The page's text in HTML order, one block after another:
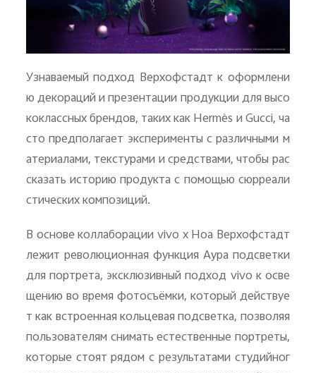
Узнаваемый подход Верхофстадт к оформлени
ю декораций и презентации продукции для высо
коклассных брендов, таких какHermès иGucci, ча
сто предполагает эксперименты с различными м
атериалами, текстурами и средствами, чтобы рас
сказать историю продукта с помощью сюрреали
стических композиций.
В основе коллаборации vivo xНоа Верхофстадт
лежит революционная функция Аура подсветки
для портрета, эксклюзивный подход vivo к осве
щению во время фотосъёмки, который действуе
т как встроенная кольцевая подсветка, позволяя
пользователям снимать естественные портреты,
которые стоят рядом с результатами студийног